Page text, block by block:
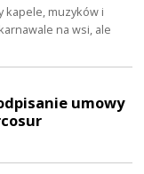
kapele, muzyków i
na wsi, ale
umowy